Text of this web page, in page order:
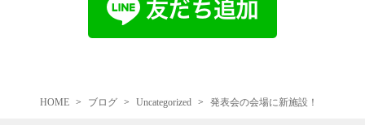
HOME ブログ Uncategorized 発表会の会場に新施設！